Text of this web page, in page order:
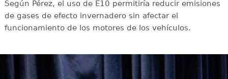
Según Pérez, el uso de E10 permitiría reducir emisiones
de gases de efecto invernadero sin afectar el
funcionamiento de los motores de los vehículos.